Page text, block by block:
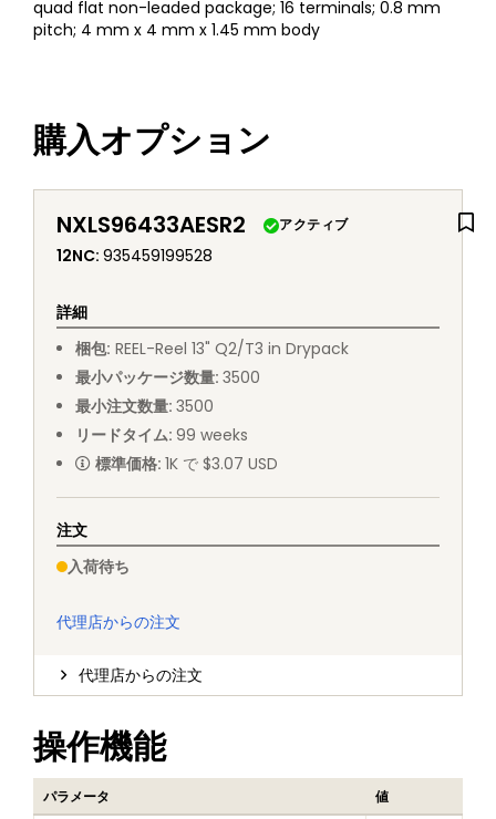
quad flat non-leaded package; 16 terminals; 0.8 mm
pitch; 4 mm x 4 mm x 1.45 mm body
購入オプション
NXLS96433AESR2 アクティブ
12NC: 935459199528
詳細
梱包: REEL-Reel 13" Q2/T3 in Drypack
最小パッケージ数量: 3500
最小注文数量: 3500
リードタイム: 99 weeks
標準価格: 1K で $3.07 USD
注文
入荷待ち
代理店からの注文
代理店からの注文
操作機能
パラメータ
値